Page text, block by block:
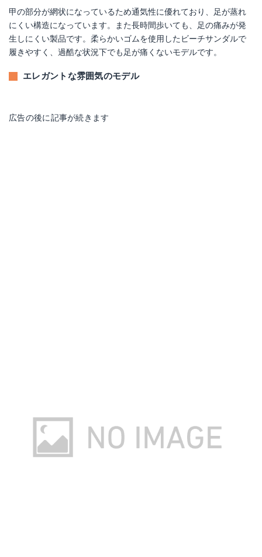
甲の部分が網状になっているため通気性に優れており、足が蒸れ
にくい構造になっています。また長時間歩いても、足の痛みが発
生しにくい製品です。柔らかいゴムを使用したビーチサンダルで
履きやすく、過酷な状況下でも足が痛くないモデルです。
エレガントな雰囲気のモデル
広告の後に記事が続きます